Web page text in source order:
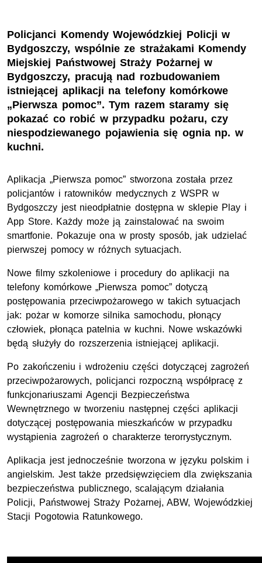
Policjanci Komendy Wojewódzkiej Policji w
Bydgoszczy, wspólnie ze strażakami Komendy
Miejskiej Państwowej Straży Pożarnej w
Bydgoszczy, pracują nad rozbudowaniem
istniejącej aplikacji na telefony komórkowe
„Pierwsza pomoc”. Tym razem staramy się
pokazać co robić w przypadku pożaru, czy
niespodziewanego pojawienia się ognia np. w
kuchni.
Aplikacja „Pierwsza pomoc” stworzona została przez
policjantów i ratowników medycznych z WSPR w
Bydgoszczy jest nieodpłatnie dostępna w sklepie Play i
App Store. Każdy może ją zainstalować na swoim
smartfonie. Pokazuje ona w prosty sposób, jak udzielać
pierwszej pomocy w różnych sytuacjach.
Nowe filmy szkoleniowe i procedury do aplikacji na
telefony komórkowe „Pierwsza pomoc” dotyczą
postępowania przeciwpożarowego w takich sytuacjach
jak: pożar w komorze silnika samochodu, płonący
człowiek, płonąca patelnia w kuchni. Nowe wskazówki
będą służyły do rozszerzenia istniejącej aplikacji.
Po zakończeniu i wdrożeniu części dotyczącej zagrożeń
przeciwpożarowych, policjanci rozpoczną współpracę z
funkcjonariuszami Agencji Bezpieczeństwa
Wewnętrznego w tworzeniu następnej części aplikacji
dotyczącej postępowania mieszkańców w przypadku
wystąpienia zagrożeń o charakterze terorrystycznym.
Aplikacja jest jednocześnie tworzona w języku polskim i
angielskim. Jest także przedsięwzięciem dla zwiększania
bezpieczeństwa publicznego, scalającym działania
Policji, Państwowej Straży Pożarnej, ABW, Wojewódzkiej
Stacji Pogotowia Ratunkowego.